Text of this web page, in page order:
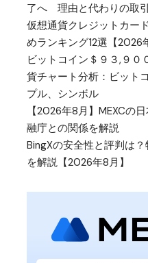
了へ 理由と代わりの取
仮想通貨クレジットカー
めランキング12選【2026
ビットコイン＄９３,９
貨チャート分析：ビット
プル、シンボル
【2026年8月】MEXCの
融庁との関係を解説
BingXの安全性と評判は
を解説【2026年8月】